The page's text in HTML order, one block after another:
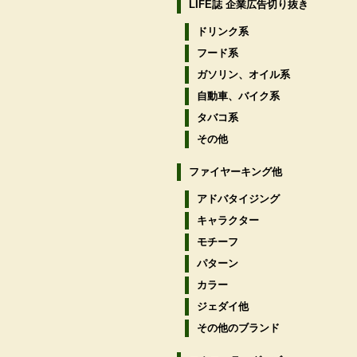
LIFE誌 企業広告切り抜き
ドリンク系
フード系
ガソリン、オイル系
自動車、バイク系
タバコ系
その他
ファイヤーキング他
アドバタイジング
キャラクター
モチーフ
パターン
カラー
ジェダイ他
その他のブランド